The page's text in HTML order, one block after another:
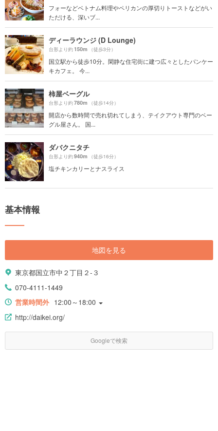
フォーなどベトナム料理やペリカンの厚切りトーストなどがい
ただける、深いブ...
ディーラウンジ (D Lounge)
台形より約150m （徒歩3分）
国立駅から徒歩10分。閑静な住宅街に建つ広々としたパンケー
キカフェ。 今...
柿屋ベーグル
台形より約780m （徒歩14分）
開店から数時間で売れ切れてしまう、テイクアウト専門のベー
グル屋さん。 国...
ダバクニタチ
台形より約940m （徒歩16分）
塩チキンカリーとナスライス
基本情報
地図を見る
東京都国立市中２丁目２-３
070-4111-1449
営業時間外 12:00～18:00
http://daikei.org/
Googleで検索